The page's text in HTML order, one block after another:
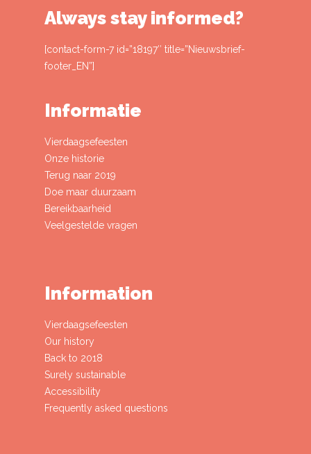
Always stay informed?
[contact-form-7 id=”18197″ title=”Nieuwsbrief-
footer_EN”]
Informatie
Vierdaagsefeesten
Onze historie
Terug naar 2019
Doe maar duurzaam
Bereikbaarheid
Veelgestelde vragen
Information
Vierdaagsefeesten
Our history
Back to 2018
Surely sustainable
Accessibility
Frequently asked questions